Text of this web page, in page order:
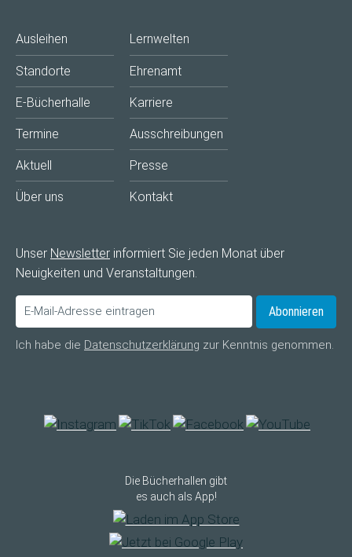
Ausleihen
Standorte
E-Bücherhalle
Termine
Aktuell
Über uns
Lernwelten
Ehrenamt
Karriere
Ausschreibungen
Presse
Kontakt
Unser Newsletter informiert Sie jeden Monat über
Neuigkeiten und Veranstaltungen.
Abonnieren
Ich habe die Datenschutzerklärung zur Kenntnis genommen.
Die Bücherhallen gibt
es auch als App!